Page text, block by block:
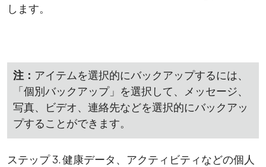
します。
注： アイテムを選択的にバックアップするには、
「個別バックアップ」を選択して、メッセージ、
写真、ビデオ、連絡先などを選択的にバックアッ
プすることができます。
ステップ 3. 健康データ、アクティビティなどの個人